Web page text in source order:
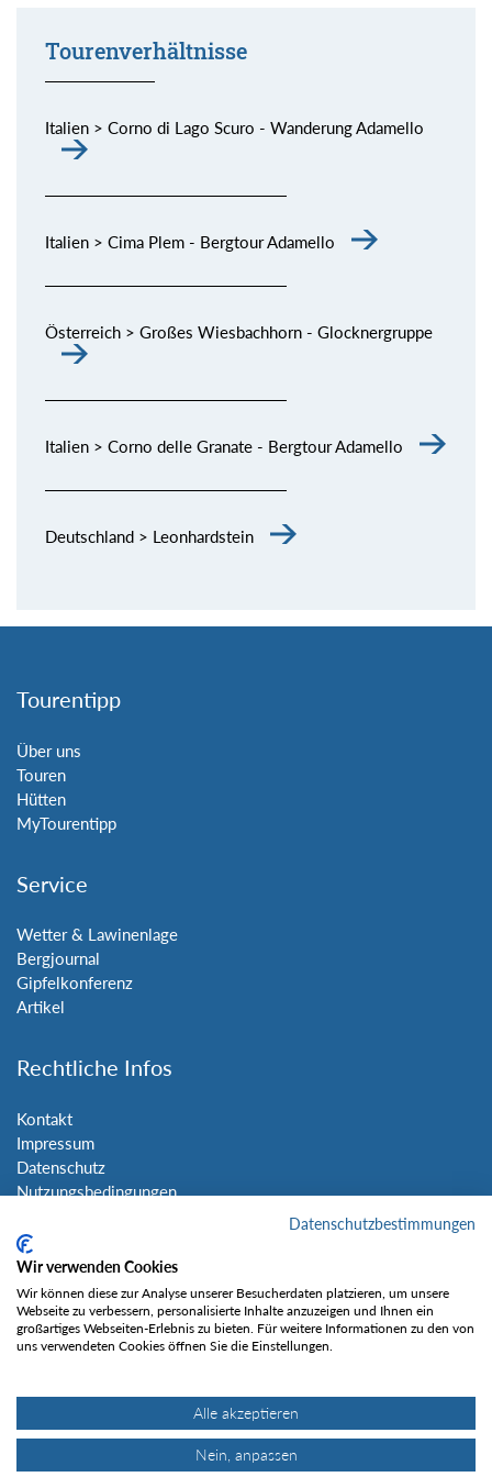
Tourenverhältnisse
Italien > Corno di Lago Scuro - Wanderung Adamello
Italien > Cima Plem - Bergtour Adamello
Österreich > Großes Wiesbachhorn - Glocknergruppe
Italien > Corno delle Granate - Bergtour Adamello
Deutschland > Leonhardstein
Tourentipp
Über uns
Touren
Hütten
MyTourentipp
Service
Wetter & Lawinenlage
Bergjournal
Gipfelkonferenz
Artikel
Rechtliche Infos
Kontakt
Impressum
Datenschutz
Nutzungsbedingungen
Social Media
Gefällt mir
Datenschutzbestimmungen
Wir verwenden Cookies
Wir können diese zur Analyse unserer Besucherdaten platzieren, um unsere
Webseite zu verbessern, personalisierte Inhalte anzuzeigen und Ihnen ein
großartiges Webseiten-Erlebnis zu bieten. Für weitere Informationen zu den von
uns verwendeten Cookies öffnen Sie die Einstellungen.
Alle akzeptieren
Nein, anpassen